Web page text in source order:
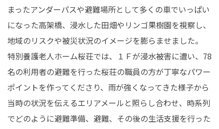
まったアンダーパスや避難場所として多くの車でいっぱい
になった高架橋、浸水した田畑やリンゴ果樹園を視察し、
地域のリスクや被災状況のイメージを膨らませました。
特別養護老人ホーム桜荘では、１Ｆが浸水被害に遭い、78
名の利用者の避難を行った桜荘の職員の方が丁寧なパワー
ポイントを作ってくださり、雨が強くなってきた様子から
当時の状況を伝えるエリアメールと照らし合わせ、時系列
でどのように避難準備、避難、その後の生活支援を行った